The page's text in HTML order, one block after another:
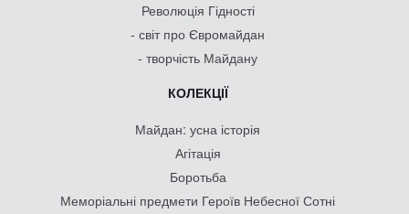
Революція Гідності
- світ про Євромайдан
- творчість Майдану
КОЛЕКЦІЇ
Майдан: усна історія
Агітація
Боротьба
Меморіальні предмети Героїв Небесної Сотні